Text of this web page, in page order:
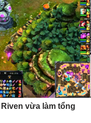
vừa làm tổng